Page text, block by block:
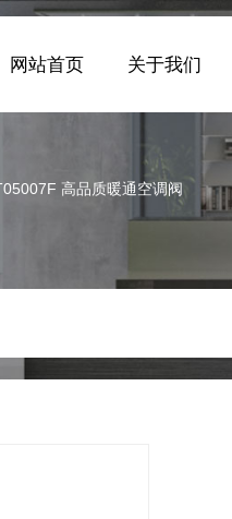
网站首页 关于我们
高品质暖通空调阀